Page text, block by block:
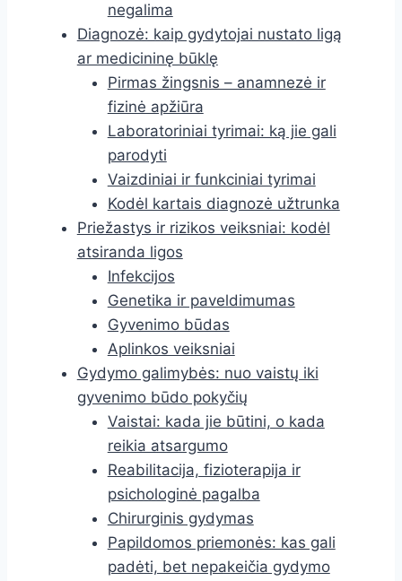
negalima
Diagnozė: kaip gydytojai nustato ligą
ar medicininę būklę
Pirmas žingsnis – anamnezė ir
fizinė apžiūra
Laboratoriniai tyrimai: ką jie gali
parodyti
Vaizdiniai ir funkciniai tyrimai
Kodėl kartais diagnozė užtrunka
Priežastys ir rizikos veiksniai: kodėl
atsiranda ligos
Infekcijos
Genetika ir paveldimumas
Gyvenimo būdas
Aplinkos veiksniai
Gydymo galimybės: nuo vaistų iki
gyvenimo būdo pokyčių
Vaistai: kada jie būtini, o kada
reikia atsargumo
Reabilitacija, fizioterapija ir
psichologinė pagalba
Chirurginis gydymas
Papildomos priemonės: kas gali
padėti, bet nepakeičia gydymo